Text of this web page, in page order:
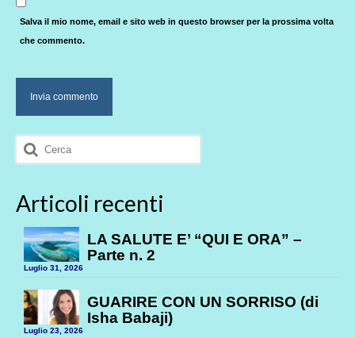
Salva il mio nome, email e sito web in questo browser per la prossima volta
che commento.
Cerca:
Articoli recenti
LA SALUTE E’ “QUI E ORA” –
Parte n. 2
Luglio 31, 2026
GUARIRE CON UN SORRISO (di
Isha Babaji)
Luglio 23, 2026